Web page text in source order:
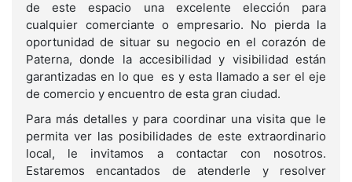
de este espacio una excelente elección para
cualquier comerciante o empresario. No pierda la
oportunidad de situar su negocio en el corazón de
Paterna, donde la accesibilidad y visibilidad están
garantizadas en lo que es y esta llamado a ser el eje
de comercio y encuentro de esta gran ciudad.
Para más detalles y para coordinar una visita que le
permita ver las posibilidades de este extraordinario
local, le invitamos a contactar con nosotros.
Estaremos encantados de atenderle y resolver